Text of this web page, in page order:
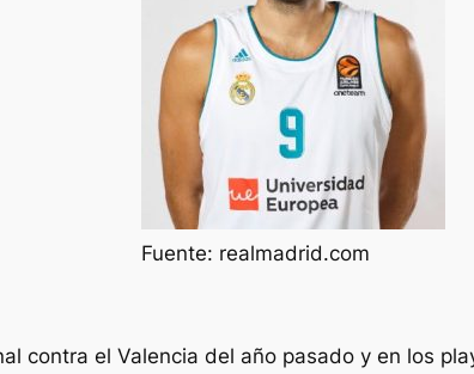
Fuente: realmadrid.com
contra el Valencia del año pasado y en los